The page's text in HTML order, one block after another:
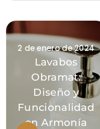
2 de enero de 2024
Lavabos
Obramat:
Diseño y
Funcionalidad
en Armonía